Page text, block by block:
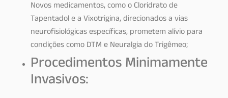
Novos medicamentos, como o Cloridrato de
Tapentadol e a Vixotrigina, direcionados a vias
neurofisiológicas específicas, prometem alívio para
condições como DTM e Neuralgia do Trigêmeo;
Procedimentos Minimamente
Invasivos: